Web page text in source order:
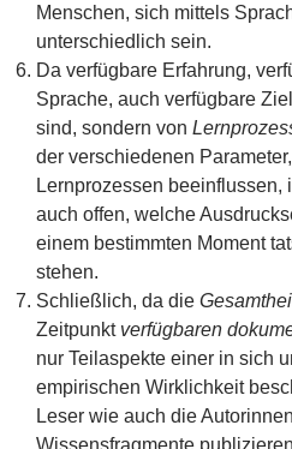
Menschen, sich mittels
unterschiedlich sein.
Da verfügbare Erfahrung,
Sprache, auch verfügbare
sind, sondern von
der verschiedenen
Lernprozessen beeinflussen,
auch offen, welche
einem bestimmten Moment
stehen.
Schließlich, da die
Zeitpunkt verfügbaren
nur Teilaspekte einer in sich
empirischen Wirklichkeit
Leser wie auch die
Wissensfragmente